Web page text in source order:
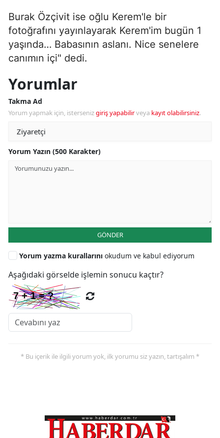
Burak Özçivit ise oğlu Kerem'le bir
fotoğrafını yayınlayarak Kerem'im bugün 1
yaşında… Babasının aslanı. Nice senelere
canımın içi" dedi.
Yorumlar
Takma Ad
Yorum yapmak için, istersenizgiriş yapabilirveya kayıt olabilirsiniz.
Yorum Yazın (500 Karakter)
GÖNDER
Yorum yazma kurallarını okudum ve kabul ediyorum
Aşağıdaki görselde işlemin sonucu kaçtır?
* Bu içerik ile ilgili yorum yok, ilk yorumu siz yazın, tartışalım *